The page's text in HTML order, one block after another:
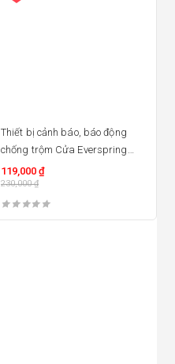
Thiết bị cảnh báo, báo động
chống trộm Cửa Everspring
D19U
119,000 ₫
230,000₫